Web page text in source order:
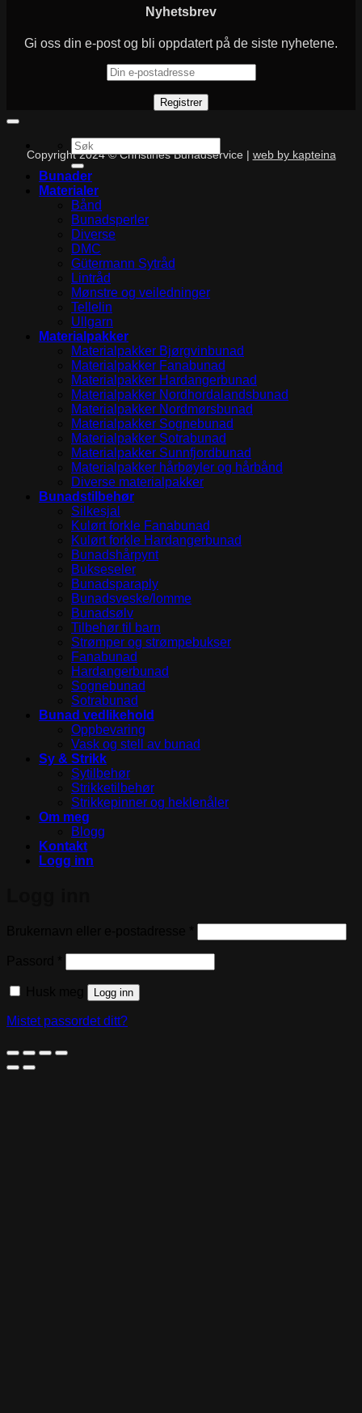
Nyhetsbrev
Gi oss din e-post og bli oppdatert på de siste nyhetene.
Copyright 2024 © Christines Bunadservice | web by kapteina
Søk
etter:
Bunader
Materialer
Bånd
Bunadsperler
Diverse
DMC
Gütermann Sytråd
Lintråd
Mønstre og veiledninger
Tellelin
Ullgarn
Materialpakker
Materialpakker Bjørgvinbunad
Materialpakker Fanabunad
Materialpakker Hardangerbunad
Materialpakker Nordhordalandsbunad
Materialpakker Nordmørsbunad
Materialpakker Sognebunad
Materialpakker Sotrabunad
Materialpakker Sunnfjordbunad
Materialpakker hårbøyler og hårbånd
Diverse materialpakker
Bunadstilbehør
Silkesjal
Kulørt forkle Fanabunad
Kulørt forkle Hardangerbunad
Bunadshårpynt
Bukseseler
Bunadsparaply
Bunadsveske/lomme
Bunadsølv
Tilbehør til barn
Strømper og strømpebukser
Fanabunad
Hardangerbunad
Sognebunad
Sotrabunad
Bunad vedlikehold
Oppbevaring
Vask og stell av bunad
Sy & Strikk
Sytilbehør
Strikketilbehør
Strikkepinner og heklenåler
Om meg
Blogg
Kontakt
Logg inn
Logg inn
Mistet passordet ditt?